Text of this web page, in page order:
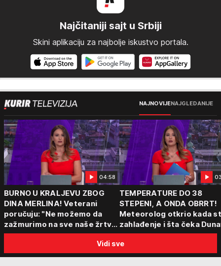
Najčitaniji sajt u Srbiji
Skini aplikaciju za najbolje iskustvo portala.
NAJNOVIJENAJGLEDANIJE
04:58
BURNO U KRALJEVU ZBOG
DINA MERLINA! Veterani
poručuju: "Ne možemo da
zažmurimo na sve naše žrtve
i stradanja!"
TEMPERATURE DO 38
STEPENI, A ONDA OBRRT!
Meteorolog otkrio kada
zahlađenje i šta čeka
Vidi sve